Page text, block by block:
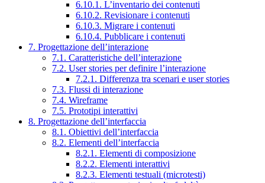
6.10.1. L’inventario dei contenuti
6.10.2. Revisionare i contenuti
6.10.3. Migrare i contenuti
6.10.4. Pubblicare i contenuti
7. Progettazione dell’interazione
7.1. Caratteristiche dell’interazione
7.2. User stories per definire l’interazione
7.2.1. Differenza tra scenari e user stories
7.3. Flussi di interazione
7.4. Wireframe
7.5. Prototipi interattivi
8. Progettazione dell’interfaccia
8.1. Obiettivi dell’interfaccia
8.2. Elementi dell’interfaccia
8.2.1. Elementi di composizione
8.2.2. Elementi interattivi
8.2.3. Elementi testuali (microtesti)